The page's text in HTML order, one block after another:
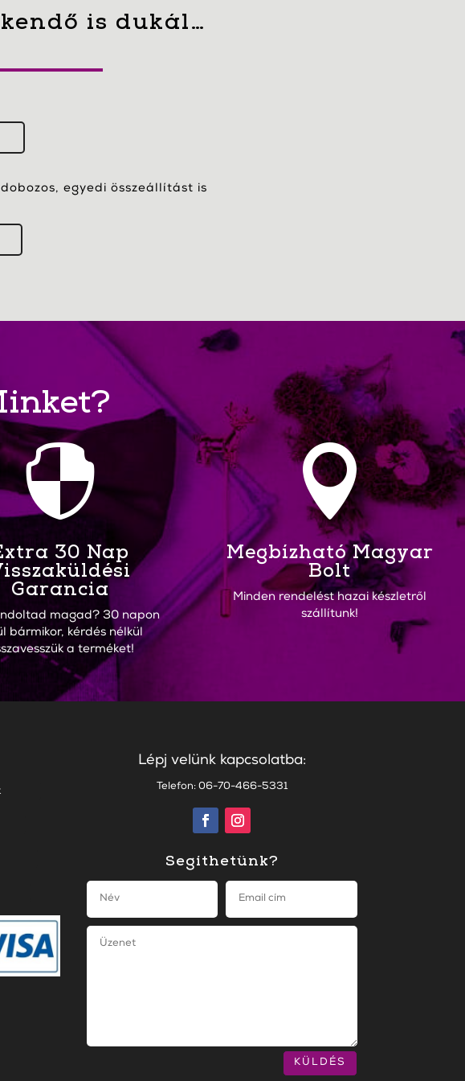
is dukál…
egyedi összeállítást is

30 Nap
Garancia
magad? 30 napon
bármikor, kérdés nélkül
a terméket!

Megbízható Magyar
Bolt
Minden rendelést hazai készletről
szállítunk!
Lépj velünk kapcsolatba:
Telefon: 06-70-466-5331
Segíthetünk?
KÜLDÉS